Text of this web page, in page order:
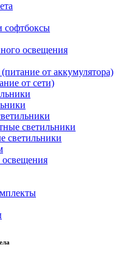
софтбоксы
освещения
от аккумулятора)
от сети)
светильники
светильники